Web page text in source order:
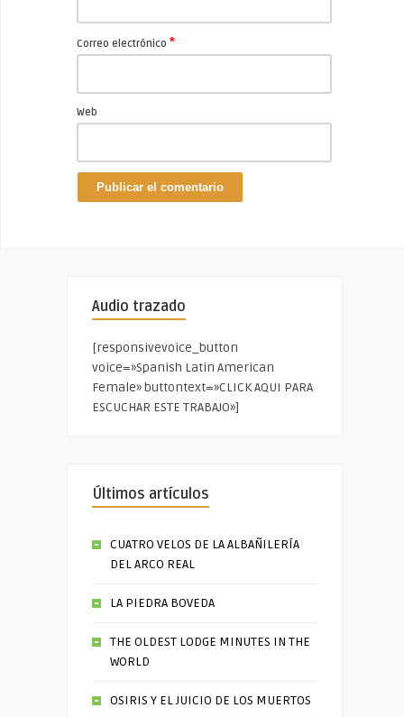
Correo electrónico *
Web
Audio trazado
[responsivevoice_button
voice=»Spanish Latin American
Female» buttontext=»CLICK AQUI PARA
ESCUCHAR ESTE TRABAJO»]
Últimos artículos
CUATRO VELOS DE LA ALBAÑILERÍA
DEL ARCO REAL
LA PIEDRA BOVEDA
THE OLDEST LODGE MINUTES IN THE
WORLD
OSIRIS Y EL JUICIO DE LOS MUERTOS